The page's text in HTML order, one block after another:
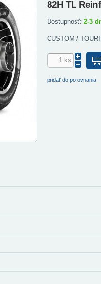
82H TL
Dostupnosť: 2-3
CUSTOM /
pridať do porovnania